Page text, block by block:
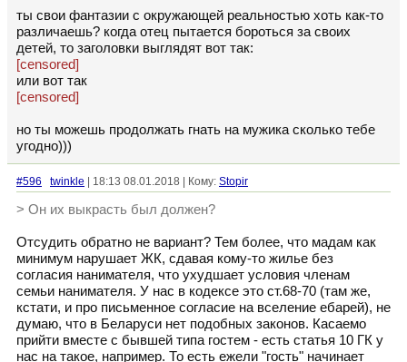
ты свои фантазии с окружающей реальностью хоть как-то
различаешь? когда отец пытается бороться за своих
детей, то заголовки выглядят вот так:
[censored]
или вот так
[censored]
но ты можешь продолжать гнать на мужика сколько тебе
угодно)))
#596 twinkle | 18:13 08.01.2018 | Кому: Stopir
> Он их выкрасть был должен?
Отсудить обратно не вариант? Тем более, что мадам как
минимум нарушает ЖК, сдавая кому-то жилье без
согласия нанимателя, что ухудшает условия членам
семьи нанимателя. У нас в кодексе это ст.68-70 (там же,
кстати, и про письменное согласие на вселение ебарей), не
думаю, что в Беларуси нет подобных законов. Касаемо
прийти вместе с бывшей типа гостем - есть статья 10 ГК у
нас на такое, например. То есть ежели "гость" начинает